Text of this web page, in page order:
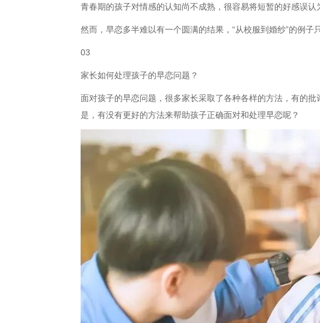
青春期的孩子对情感的认知尚不成熟，很容易将短暂的好感误
然而，早恋多半难以有一个圆满的结果，“从校服到婚纱”的例
03
家长如何处理孩子的早恋问题？
面对孩子的早恋问题，很多家长采取了各种各样的方法，有的
是，有没有更好的方法来帮助孩子正确面对和处理早恋呢？